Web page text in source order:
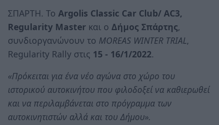
ΣΠΑΡΤΗ. Το Αrgolis Classic Car Club/ AC3,
Regularity Master και ο Δήμος Σπάρτης,
συνδιοργανώνουν το MOREAS WIΝTER TRIAL,
Regularity Rally στις 15 - 16/1/2022.
«Πρόκειται για ένα νέο αγώνα στο χώρο του
ιστορικού αυτοκινήτου που φιλοδοξεί να καθιερωθεί
και να περιλαμβάνεται στο πρόγραμμα των
αυτοκινητιστών αλλά και του Δήμου».